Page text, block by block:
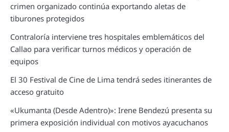
crimen organizado continúa exportando aletas de
tiburones protegidos
Contraloría interviene tres hospitales emblemáticos del
Callao para verificar turnos médicos y operación de
equipos
El 30 Festival de Cine de Lima tendrá sedes itinerantes de
acceso gratuito
«Ukumanta (Desde Adentro)»: Irene Bendezú presenta su
primera exposición individual con motivos ayacuchanos